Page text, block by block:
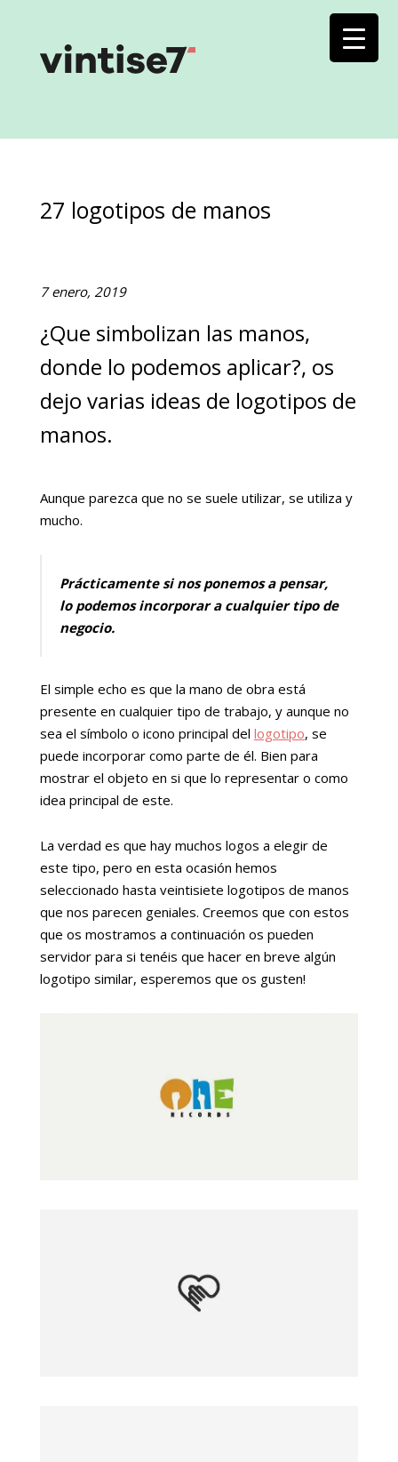
27 logotipos de manos
7 enero, 2019
¿Que simbolizan las manos,
donde lo podemos aplicar?, os
dejo varias ideas de logotipos de
manos.
Aunque parezca que no se suele utilizar, se utiliza y
mucho.
Prácticamente si nos ponemos a pensar,
lo podemos incorporar a cualquier tipo de
negocio.
El simple echo es que la mano de obra está
presente en cualquier tipo de trabajo, y aunque no
sea el símbolo o icono principal del logotipo, se
puede incorporar como parte de él. Bien para
mostrar el objeto en si que lo representar o como
idea principal de este.
La verdad es que hay muchos logos a elegir de
este tipo, pero en esta ocasión hemos
seleccionado hasta veintisiete logotipos de manos
que nos parecen geniales. Creemos que con estos
que os mostramos a continuación os pueden
servidor para si tenéis que hacer en breve algún
logotipo similar, esperemos que os gusten!